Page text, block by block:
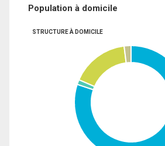
Population à domicile
STRUCTURE À DOMICILE